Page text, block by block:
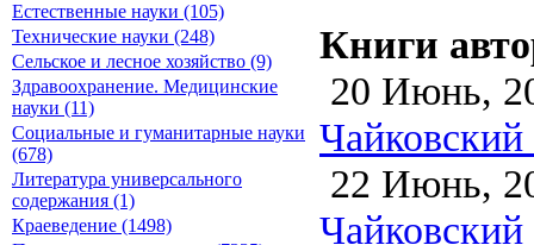
Естественные науки (105)
Технические науки (248)
Сельское и лесное хозяйство (9)
Здравоохранение. Медицинские
науки (11)
Социальные и гуманитарные науки
(678)
Литература универсального
содержания (1)
Краеведение (1498)
Книги
20 Июнь,
22 Июнь,